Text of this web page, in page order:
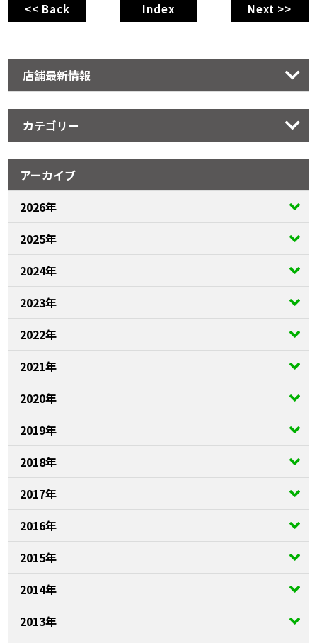
<< Back Index Next >>
店舗最新情報
カテゴリー
アーカイブ
2026年
2025年
2024年
2023年
2022年
2021年
2020年
2019年
2018年
2017年
2016年
2015年
2014年
2013年